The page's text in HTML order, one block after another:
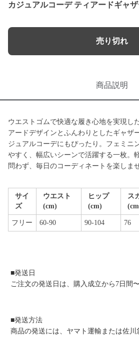
カジュアルコーデ ティアードギャ
売り切れ
商品説明
ウエストゴムで快適な履き心地を実現し
アードデザインとふんわりとしたギャザ
ジュアルコーデにもぴったり。フェミニ
やすく、幅広いシーンで活躍する一枚。
問わず、毎日のコーディネートを楽しま
サイ
ズ
ウエスト
(cm)
ヒップ
(cm)
ス
フリー 60-90 90-104 76
■発送日
ご注文の発送日は、購入成立から7日間
■発送方法
商品の発送には、ヤマト運輸または佐川